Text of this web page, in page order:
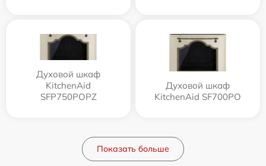
Духовой шкаф
KitchenAid
SFP750POPZ
Духовой шкаф
KitchenAid SF700PO
Показать больше